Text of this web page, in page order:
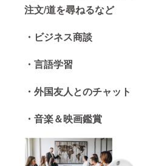
注文/道を尋ねるなど
・ビジネス商談
・言語学習
・外国友人とのチャット
・音楽＆映画鑑賞